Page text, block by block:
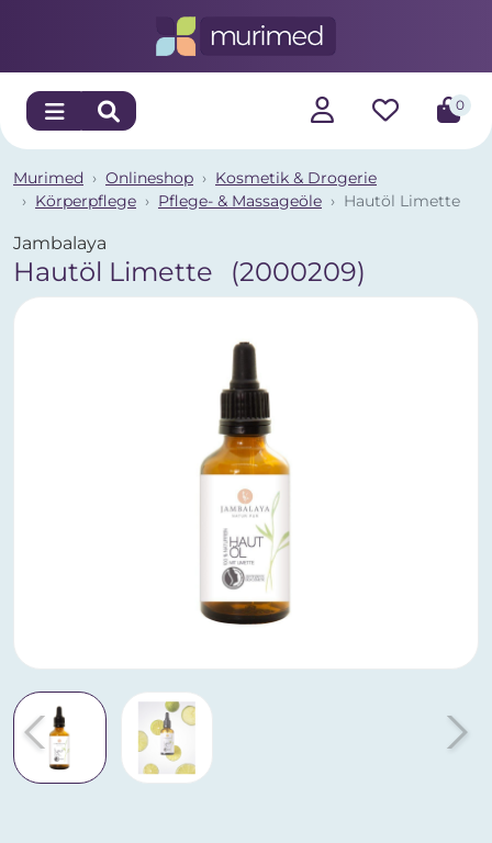
0
Murimed Onlineshop
Kosmetik & Drogerie
Körperpflege
Pflege- & Massageöle Hautöl Limette
Jambalaya
Hautöl Limette (2000209)